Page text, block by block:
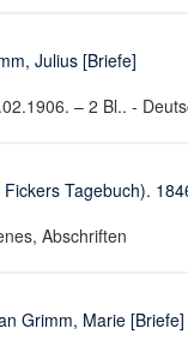
Julius [Briefe]
– 2 Bl.. -
Tagebuch).
Abschriften
Grimm, Marie [Briefe]